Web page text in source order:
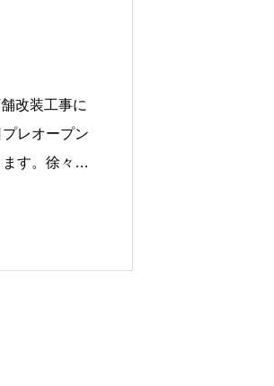
改装工事に
レオープン
す。徐々に